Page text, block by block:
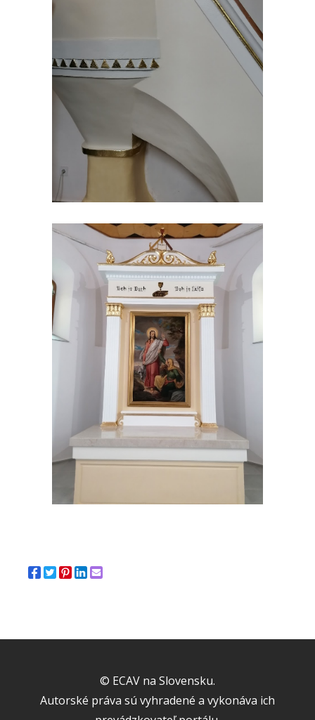
© ECAV na Slovensku.
Autorské práva sú vyhradené a vykonáva ich